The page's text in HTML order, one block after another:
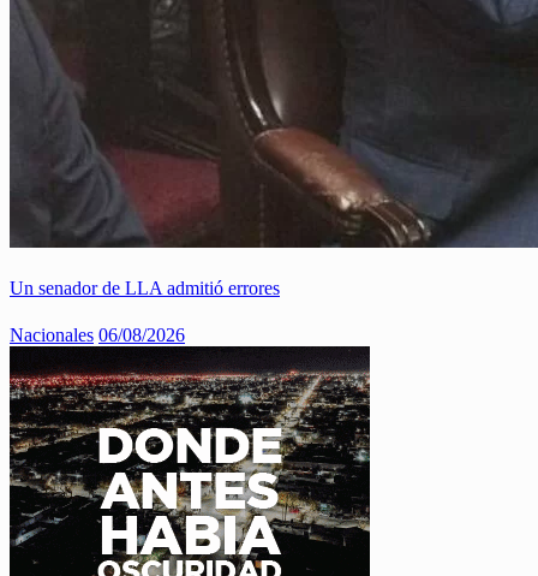
Un senador de LLA admitió errores
Nacionales 06/08/2026